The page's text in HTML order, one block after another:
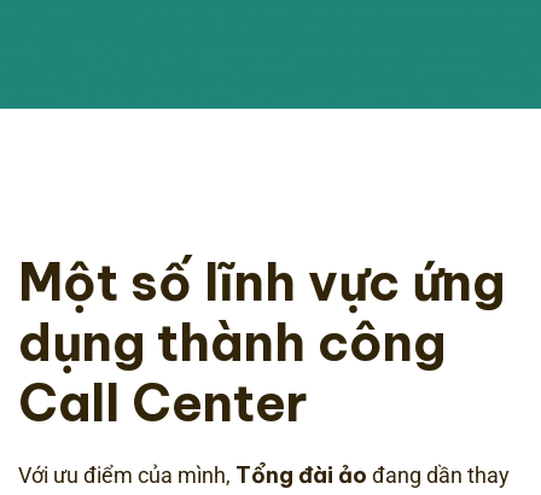
Một số lĩnh vực ứng
dụng thành công
Call Center
Với ưu điểm của mình, Tổng đài ảo đang dần thay